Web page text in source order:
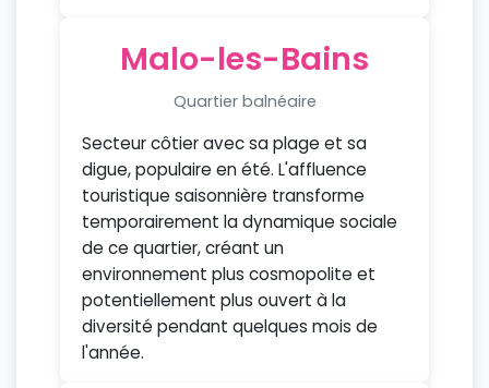
Malo-les-Bains
Quartier balnéaire
Secteur côtier avec sa plage et sa
digue, populaire en été. L'affluence
touristique saisonnière transforme
temporairement la dynamique sociale
de ce quartier, créant un
environnement plus cosmopolite et
potentiellement plus ouvert à la
diversité pendant quelques mois de
l'année.